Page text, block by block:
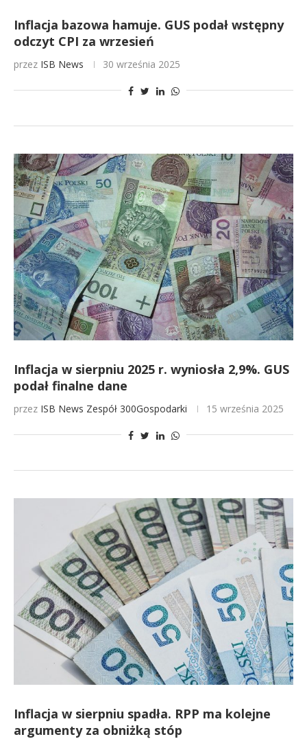
Inflacja bazowa hamuje. GUS podał wstępny
odczyt CPI za wrzesień
przez ISB News 30 września 2025
Inflacja w sierpniu 2025 r. wyniosła 2,9%. GUS
podał finalne dane
przez ISB News Zespół 300Gospodarki 15 września 2025
Inflacja w sierpniu spadła. RPP ma kolejne
argumenty za obniżką stóp